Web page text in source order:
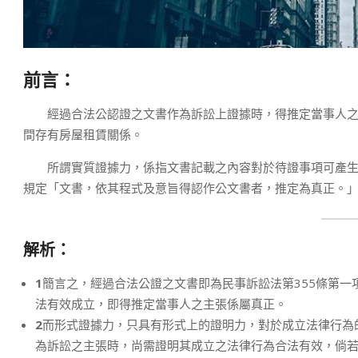
前言：
經過合法公認證之文書作為訴訟上證據時，得推定當事人
間存有房屋租賃關係。
所謂實質證據力，係指文書記載之內容對於待證事項可產
規定「文書，依其程式及意旨得認作公文書者，推定為真正。」
解析：
1簡言之，經過合法公證之文書即為民事訴訟法第355條第
法有效成立，即得推定當事人之主張係屬真正。
2而形式證據力，只具有形式上的證明力，對於成立法律行
為訴訟之主張時，尚需證明其成立之法律行為合法有效，倘